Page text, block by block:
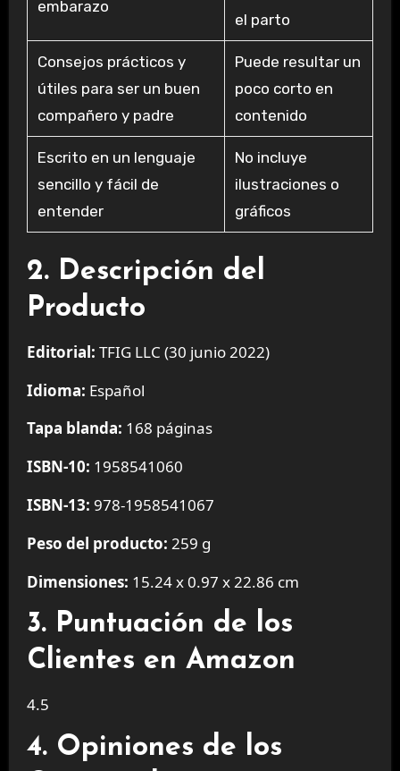
embarazo
el parto
Consejos prácticos y
útiles para ser un buen
compañero y padre
Puede resultar un
poco corto en
contenido
Escrito en un lenguaje
sencillo y fácil de
entender
No incluye
ilustraciones o
gráficos
2. Descripción del
Producto
Editorial: TFIG LLC (30 junio 2022)
Idioma: Español
Tapa blanda: 168 páginas
ISBN-10: 1958541060
ISBN-13: 978-1958541067
Peso del producto: 259 g
Dimensiones: 15.24 x 0.97 x 22.86 cm
3. Puntuación de los
Clientes en Amazon
4.5
4. Opiniones de los